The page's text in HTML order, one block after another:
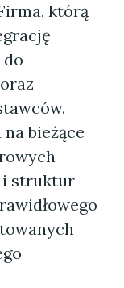
którą
do
bieżące
i struktur